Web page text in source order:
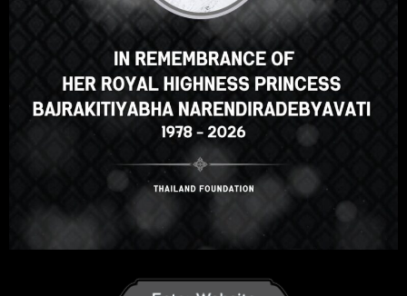
ENROLL COURSE
Select your language
English ภาษาไทย
Korean Japanese
Vietnamese
ພາສາລາວ